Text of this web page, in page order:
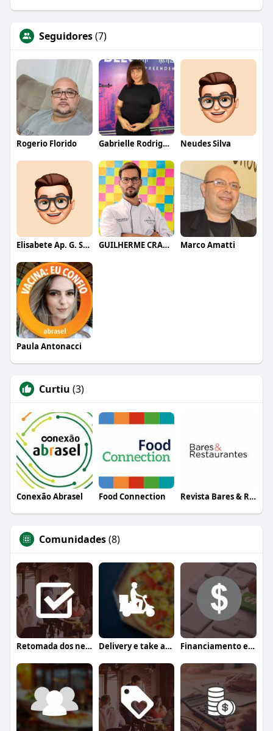
Seguidores(7)
Rogerio Florido Gabrielle Rodrigues Neudes Silva
Elisabete Ap. G. Souza GUILHERME CRAMER BALLE Marco Amatti
Paula Antonacci
Curtiu (3)
Conexão Abrasel Food Connection Revista Bares & Restaurantes
Comunidades(8)
Retomada dos negócios Delivery e take away Financiamento e crédito